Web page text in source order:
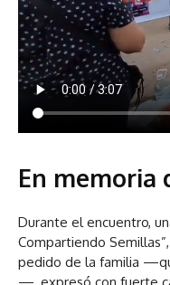
En memoria
Durante el encuentro,
Compartiendo
pedido de la familia
—, expresó con fuerte